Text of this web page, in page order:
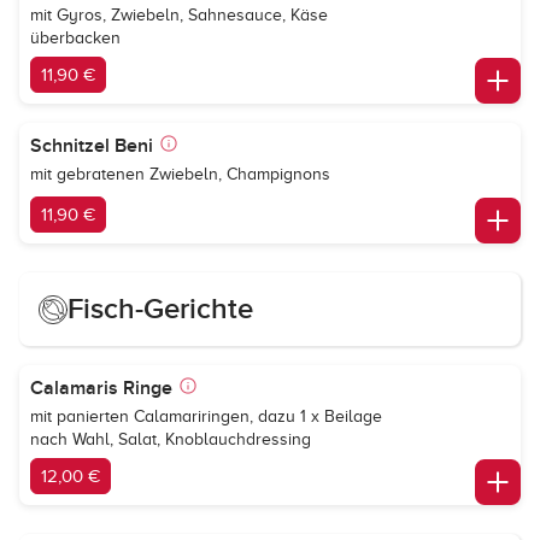
mit Gyros, Zwiebeln, Sahnesauce, Käse
überbacken
11,90 €
Schnitzel Beni
mit gebratenen Zwiebeln, Champignons
11,90 €
Fisch-Gerichte
Calamaris Ringe
mit panierten Calamariringen, dazu 1 x Beilage
nach Wahl, Salat, Knoblauchdressing
12,00 €